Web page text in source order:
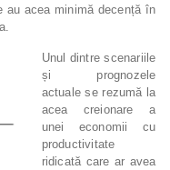
au acea minimă decență în
Unul dintre scenariile
și prognozele
actuale se rezumă la
acea creionare a
unei economii cu
productivitate
ridicată care ar avea